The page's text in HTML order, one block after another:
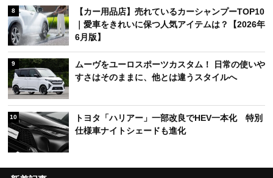
8
【カー用品店】売れているカーシャンプーTOP10
｜愛車をきれいに保つ人気アイテムは？【2026年
6月版】
9
ムーヴをユーロスポーツカスタム！ 日常の使いや
すさはそのままに、他とは違うスタイルへ
10
トヨタ「ハリアー」一部改良でHEV一本化 特別
仕様車ナイトシェードも進化